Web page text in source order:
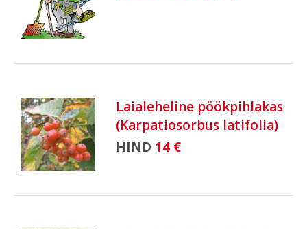
Laialeheline pöökpihlakas
(Karpatiosorbus latifolia)
HIND 14 €